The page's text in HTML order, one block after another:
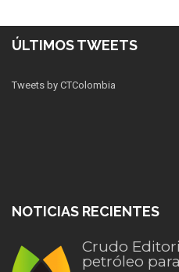
ÚLTIMOS TWEETS
Tweets by CTColombia
NOTICIAS RECIENTES
Crudo
petróleo